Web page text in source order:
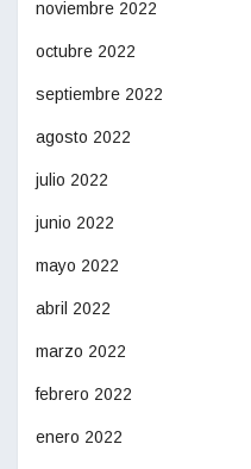
noviembre 2022
octubre 2022
septiembre 2022
agosto 2022
julio 2022
junio 2022
mayo 2022
abril 2022
marzo 2022
febrero 2022
enero 2022